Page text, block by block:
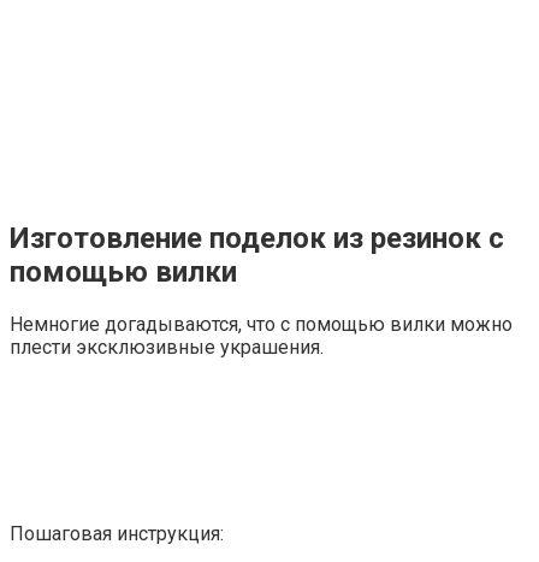
Изготовление поделок из резинок с
помощью вилки
Немногие догадываются, что с помощью вилки можно
плести эксклюзивные украшения.
Пошаговая инструкция: